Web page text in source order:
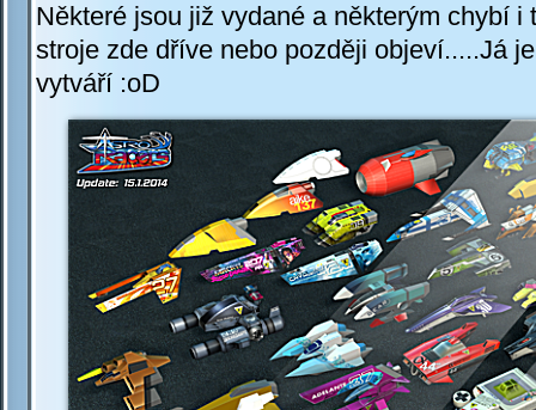
Některé jsou již vydané a některým chybí
stroje zde dříve nebo později objeví.....Já
vytváří :oD